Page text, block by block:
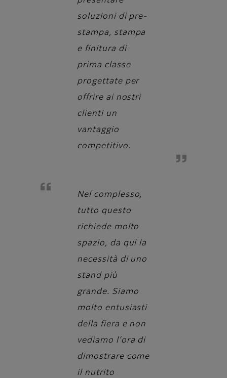
soluzioni di pre-
stampa, stampa
e finitura di
prima classe
progettate per
offrire ai nostri
clienti un
vantaggio
competitivo.
Nel complesso,
tutto questo
richiede molto
spazio, da qui la
necessità di uno
stand più
grande. Siamo
molto entusiasti
della fiera e non
vediamo l’ora di
dimostrare come
il nutrito